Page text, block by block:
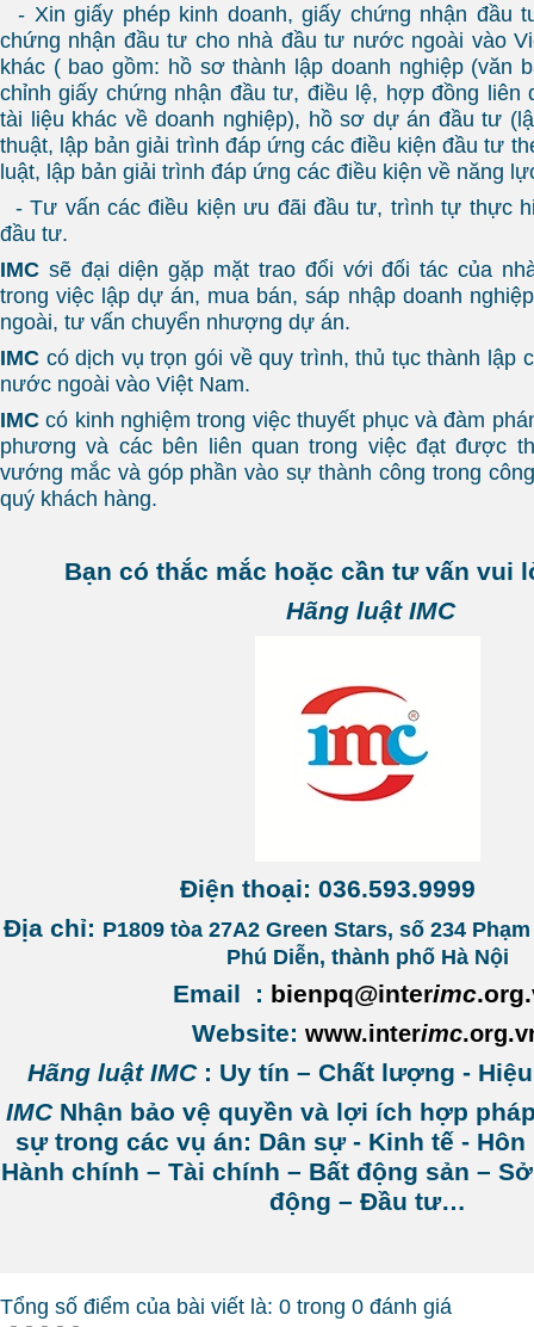
- Xin giấy phép kinh doanh, giấy chứng nhận đầu
chứng nhận đầu tư cho nhà đầu tư nước ngoài vào
khác ( bao gồm: hồ sơ thành lập doanh nghiệp (văn
chỉnh giấy chứng nhận đầu tư, điều lệ, hợp đồng liên
tài liệu khác về doanh nghiệp), hồ sơ dự án đầu tư
thuật, lập bản giải trình đáp ứng các điều kiện đầu tư
luật, lập bản giải trình đáp ứng các điều kiện về năng
- Tư vấn các điều kiện ưu đãi đầu tư, trình tự thực
đầu tư.
IMC sẽ đại diện gặp mặt trao đổi với đối tác của
trong việc lập dự án, mua bán, sáp nhập doanh
ngoài, tư vấn chuyển nhượng dự án.
IMC có dịch vụ trọn gói về quy trình, thủ tục thành lập
nước ngoài vào Việt Nam.
IMC có kinh nghiệm trong việc thuyết phục và đàm
phương và các bên liên quan trong việc đạt được
vướng mắc và góp phần vào sự thành công trong
quý khách hàng.
Bạn có thắc mắc hoặc cần tư vấn vui
Hãng luật IMC
Điện thoại:
Địa chỉ: P1809 tòa 27A2 Green Stars, số 234
Phú Diễn, thành phố Hà Nội
Email : bienpq@interimc
Website: www.interimc
Hãng luật IMC: Uy tín – Chất lượng -
IMCNhận bảo vệ quyền và lợi ích hợp
sự trong các vụ án: Dân sự - Kinh tế -
Hành chính – Tài chính – Bất động sản –
động – Đầu tư…
Tổng số điểm của bài viết là: 0 trong 0 đánh giá